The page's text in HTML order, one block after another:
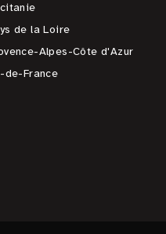
de la Loire
Alpes-Côte d'Azur
de-France